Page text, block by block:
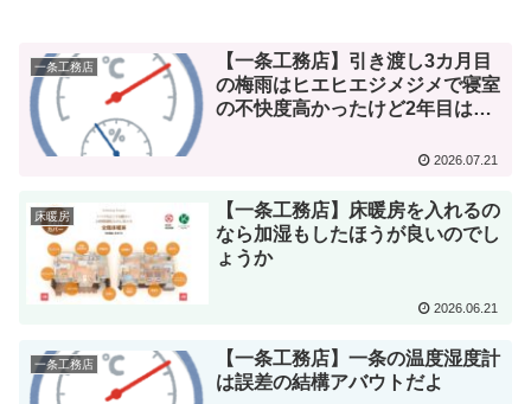
一条工務店
【一条工務店】引き渡し3カ月目
の梅雨はヒエヒエジメジメで寝室
の不快度高かったけど2年目は…
2026.07.21
床暖房
【一条工務店】床暖房を入れるの
なら加湿もしたほうが良いのでし
ょうか
2026.06.21
一条工務店
【一条工務店】一条の温度湿度計
は誤差の結構アバウトだよ